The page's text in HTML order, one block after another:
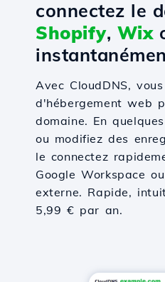
connectez le
Shopify, Wix
Avec CloudDNS,
d'hébergement web
domaine. En
ou modifiez des
le connectez
Google Workspace
externe. Rapide,
5,99 € par an.